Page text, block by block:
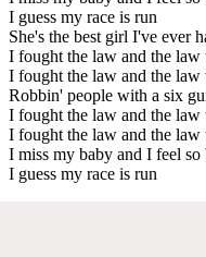
I guess my race is run
She's the best girl I've ever
I fought the law and the law
I fought the law and the law
Robbin' people with a six
I fought the law and the law
I fought the law and the law
I miss my baby and I feel so
I guess my race is run